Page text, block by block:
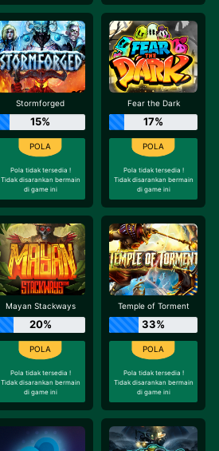
Stormforged
15%
Pola tidak tersedia !
Tidak disarankan bermain
di game ini
Fear the Dark
17%
Pola tidak tersedia !
Tidak disarankan bermain
di game ini
Mayan Stackways
20%
Pola tidak tersedia !
Tidak disarankan bermain
di game ini
Temple of Torment
33%
Pola tidak tersedia !
Tidak disarankan bermain
di game ini